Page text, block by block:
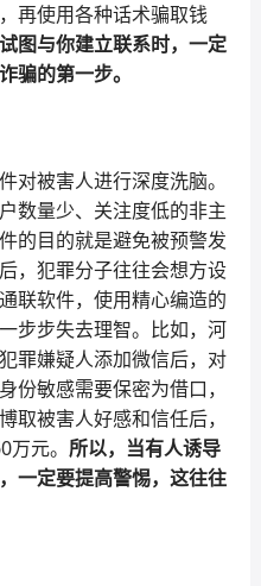
再使用各种话术骗取钱
图与你建立联系时，一定
骗的第一步。
对被害人进行深度洗脑。
数量少、关注度低的非主
的目的就是避免被预警发
，犯罪分子往往会想方设
联软件，使用精心编造的
步步失去理智。比如，河
罪嫌疑人添加微信后，对
份敏感需要保密为借口，
取被害人好感和信任后，
元。 所以，当有人诱导
一定要提高警惕，这往往